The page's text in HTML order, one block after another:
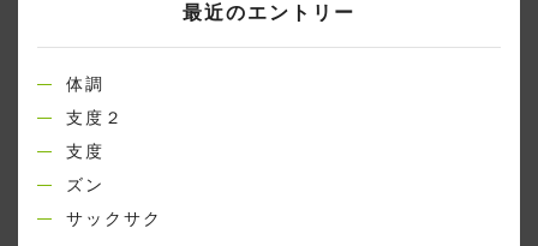
最近のエントリー
体調
支度２
支度
ズン
サックサク